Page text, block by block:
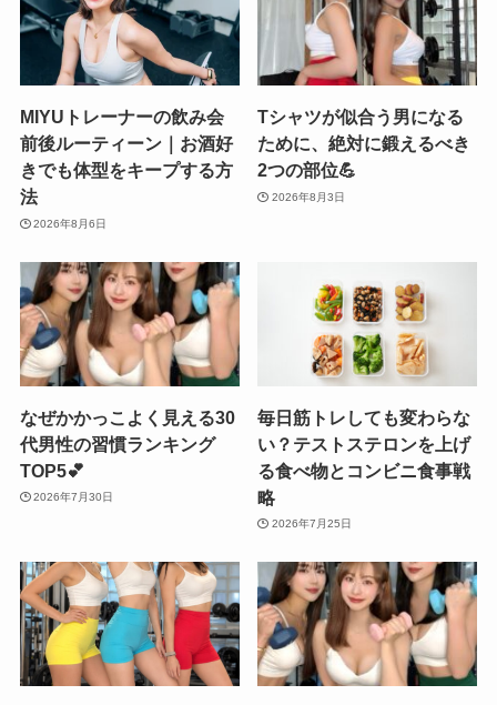
MIYUトレーナーの飲み会
前後ルーティーン｜お酒好
きでも体型をキープする方
法
2026年8月6日
Tシャツが似合う男になる
ために、絶対に鍛えるべき
2つの部位💪
2026年8月3日
なぜかかっこよく見える30
代男性の習慣ランキング
TOP5💕
2026年7月30日
毎日筋トレしても変わらな
い？テストステロンを上げ
る食べ物とコンビニ食事戦
略
2026年7月25日